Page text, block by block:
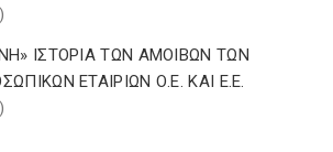
ΙΣΤΟΡΙΑ ΤΩΝ ΑΜΟΙΒΩΝ ΤΩΝ
ΕΤΑΙΡΙΩΝ Ο.Ε. ΚΑΙ Ε.Ε.